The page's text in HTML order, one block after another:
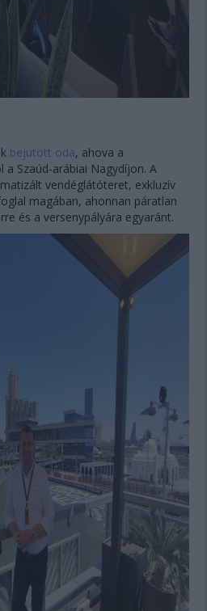
bejutott oda, ahova a
a Szaúd-arábiai Nagydíjon. A
vendéglátóteret, exkluzív
magában, ahonnan páratlan
és a versenypályára egyaránt.